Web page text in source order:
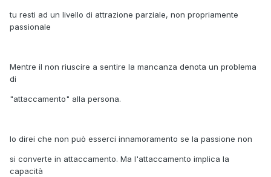
tu resti ad un livello di attrazione parziale, non propriamente
passionale
Mentre il non riuscire a sentire la mancanza denota un problema
di
"attaccamento" alla persona.
Io direi che non può esserci innamoramento se la passione non
si converte in attaccamento. Ma l'attaccamento implica la
capacità